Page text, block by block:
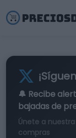
🔔 Recibe
bajadas de
Únete a
compras